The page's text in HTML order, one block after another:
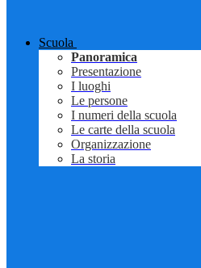
Scuola
Panoramica
Presentazione
I luoghi
Le persone
I numeri della scuola
Le carte della scuola
Organizzazione
La storia